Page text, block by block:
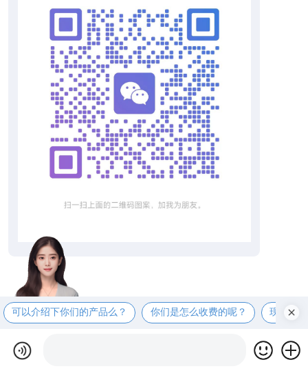
可以介绍下你们的产品么？ 你们是怎么收费的呢？ 现在有